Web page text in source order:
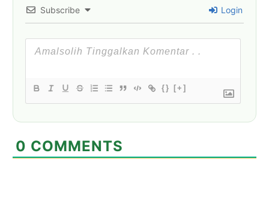
Subscribe Login
{} [+]
0 COMMENTS